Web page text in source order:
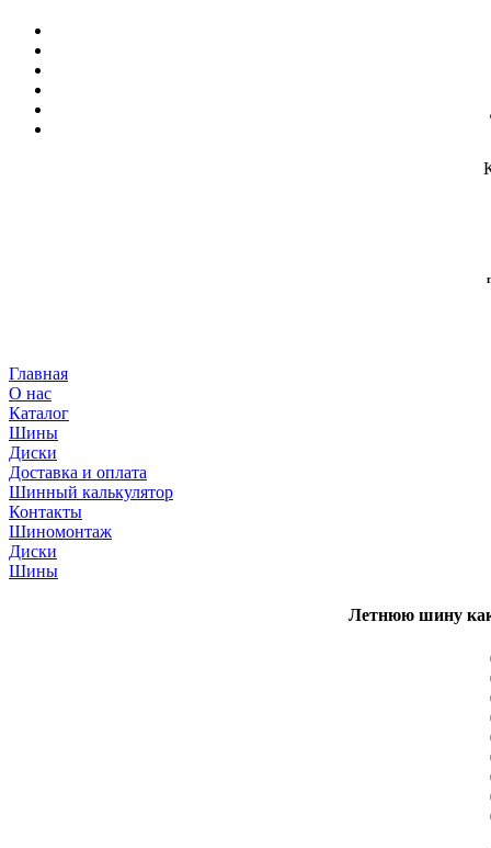
Главная
О нас
Каталог
Шины
Диски
Доставка и оплата
Шинный калькулятор
Контакты
Шиномонтаж
Диски
Шины
Летнюю шину